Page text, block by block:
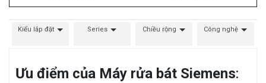
Kiểu lắp đặt Series Chiều rộng Công nghệ
Ưu điểm của Máy rửa bát Siemens: